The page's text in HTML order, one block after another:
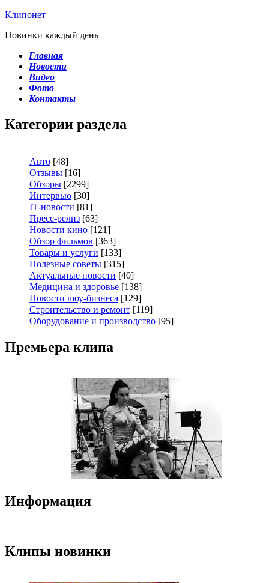
Клипонет
Новинки каждый день
Главная
Новости
Видео
Фото
Контакты
Категории раздела
Авто [48]
Отзывы [16]
Обзоры [2299]
Интервью [30]
IT-новости [81]
Пресс-релиз [63]
Новости кино [121]
Обзор фильмов [363]
Товары и услуги [133]
Полезные советы [315]
Актуальные новости [40]
Медицина и здоровье [138]
Новости шоу-бизнеса [129]
Строительство и ремонт [119]
Оборудование и производство [95]
Премьера клипа
Информация
Клипы новинки